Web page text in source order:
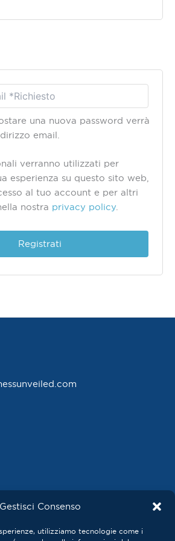
Gestisci Consenso
utilizziamo tecnologie come i
una nuova password verrà
email.
verranno utilizzati per
esperienza su questo sito web,
al tuo account e per altri
nostra privacy policy.
Registrati